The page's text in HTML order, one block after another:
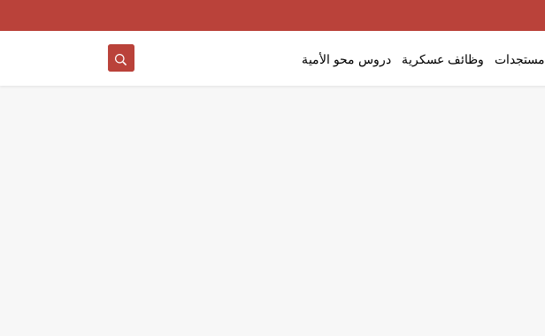
مستجدات وظائف عسكرية دروس محو الأمية